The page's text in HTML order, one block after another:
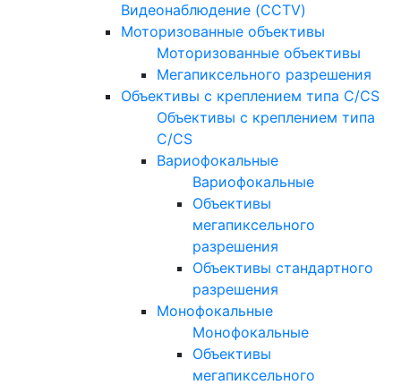
Видеонаблюдение (CCTV)
Моторизованные объективы
Моторизованные объективы
Мегапиксельного разрешения
Объективы с креплением типа C/CS
Объективы с креплением типа
C/CS
Вариофокальные
Вариофокальные
Объективы
мегапиксельного
разрешения
Объективы стандартного
разрешения
Монофокальные
Монофокальные
Объективы
мегапиксельного